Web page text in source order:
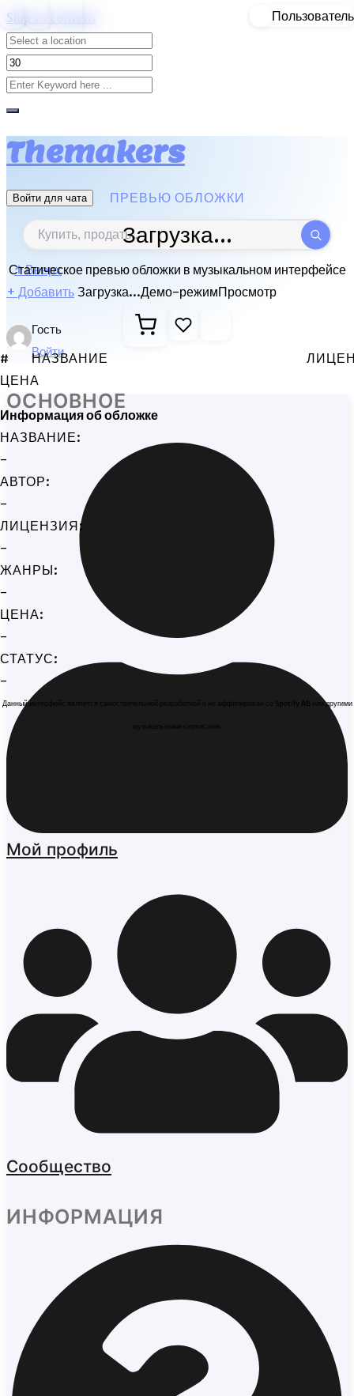
Skip to content
Themakers
Войти для чата
↑Вверх
+ Добавить
Гость
Войти
ОСНОВНОЕ
Мой профиль
Сообщество
ИНФОРМАЦИЯ
Пользователь
ПРЕВЬЮ ОБЛОЖКИ
Загрузка...
Статическое превью обложки в музыкальном интерфейсе
Загрузка...Демо-режимПросмотр
# НАЗВАНИЕ
ЦЕНА
Информация об обложке
НАЗВАНИЕ:
-
АВТОР:
-
ЛИЦЕНЗИЯ:
-
ЖАНРЫ:
-
ЦЕНА:
-
СТАТУС:
-
Данный интерфейс является самостоятельной разработкой и не аффилирован со Spotify AB или другими
музыкальными сервисами.